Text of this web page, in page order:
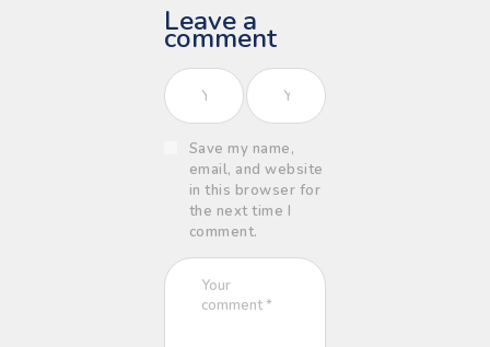
Leave a
comment
Save my name,
email, and website
in this browser for
the next time I
comment.